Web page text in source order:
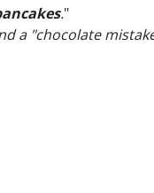
."
a "chocolate